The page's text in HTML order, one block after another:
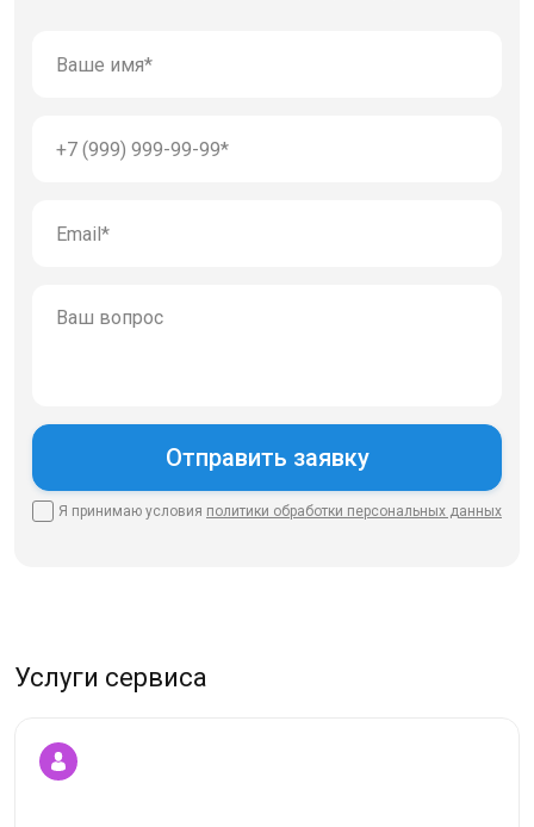
Я принимаю условия политики обработки персональных данных
Услуги сервиса